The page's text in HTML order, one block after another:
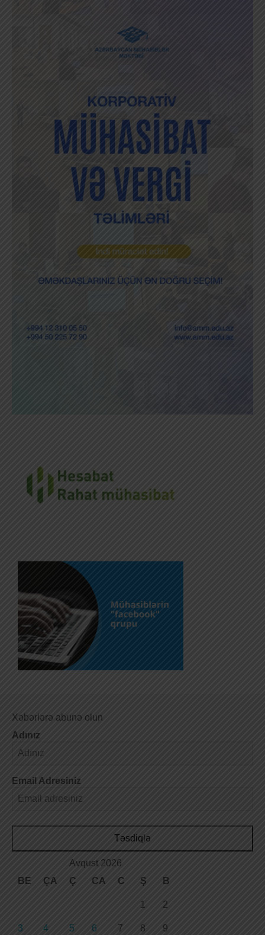
Xəbərlərə abunə olun
Adınız
Email Adresiniz
Təsdiqlə
Avqust 2026
BE
ÇA Ç CA C Ş B
1 2
3 4 5 6 7 8 9